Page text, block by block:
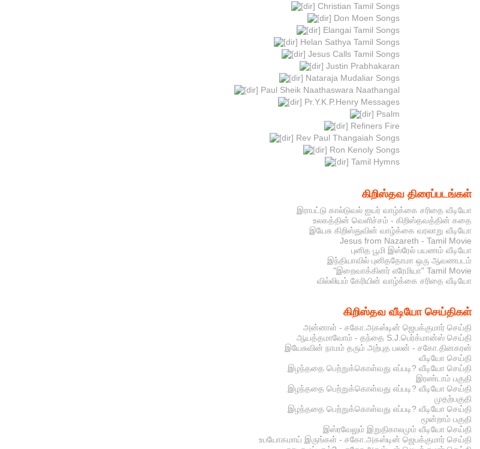
Christian Tamil Songs
Don Moen Songs
Elangai Tamil Songs
Helan Sathya Tamil Songs
Jesus Calls Tamil Songs
Justin Prabhakaran
Nataraja Mudaliar Songs
Paul Sheik Naathaswara Naathangal
Pr.Y.K.P.Henry Messages
Psalm
Refiners Fire
Rev Paul Thangaiah Songs
Ron Kenoly Songs
Tamil Hymns
கிறிஸ்தவ திரைப்படங்கள்
இராபட்டு கால்டுவல் ஐயர் வாழ்க்கை சரிதை வீடியோ
உலகத்தின் வெளிச்சம் - கிறிஸ்தவத்தின் கதை
இயேசு கிறிஸ்துவின் வாழ்க்கை வரலாறு வீடியோ
Jesus from Nazareth - Tamil Movie
புனித பூமி இஸ்ரேல் பயணம் வீடியோ
இந்தியாவில் புனிததோமா ஒரு ஆவணபடம்
"இறைவாக்கினர் எரேமியா" Tamil Movie
வில்லியம் கேரியின் வாழ்க்கை சரிதை வீடியோ
கிறிஸ்தவ வீடியோ செய்திகள்
அன்னாள் - சகோ.அகஸ்டின் ஜெபக்குமார் செய்தி
ஆயத்தமாவோம் - தந்தை S.J.பெர்க்மான்ஸ் செய்தி
இயேசுவின் நாமம் தரும் அற்புத பலன் - சகோ.தினகரன்
வீடியோ செய்தி
இழந்ததை பெற்றுக்கொள்வது எப்படி? வீடியோ செய்தி
இரண்டாம் பகுதி
இழந்ததை பெற்றுக்கொள்வது எப்படி? வீடியோ செய்தி
முதற்பகுதி
இழந்ததை பெற்றுக்கொள்வது எப்படி? வீடியோ செய்தி
மூன்றாம் பகுதி
இஸ்ரவேலும் இறுதிகாலமும் வீடியோ செய்தி
உபயோகமாய் இருங்கள் - சகோ.அகஸ்டின் ஜெபக்குமார் செய்தி